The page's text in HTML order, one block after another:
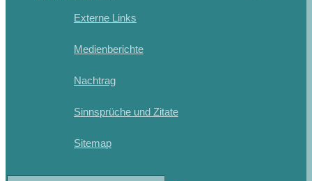
Externe Links
Medienberichte
Nachtrag
Sinnsprüche und Zitate
Sitemap